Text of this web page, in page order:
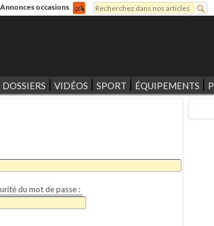
Annonces occasions
Formulaire de recherche
Rechercher
DOSSIERS VIDÉOS SPORT ÉQUIPEMENTS
du mot de passe :